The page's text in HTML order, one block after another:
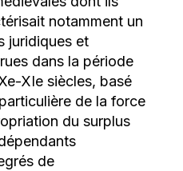
notamment un
juridiques et
dans la période
XIe siècles, basé
de la force
du surplus
de